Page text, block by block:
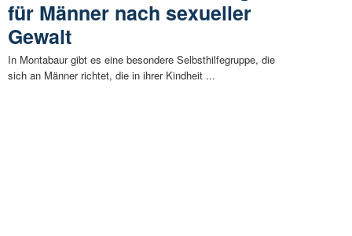
für Männer nach sexueller
Gewalt
In Montabaur gibt es eine besondere Selbsthilfegruppe, die
sich an Männer richtet, die in ihrer Kindheit ...